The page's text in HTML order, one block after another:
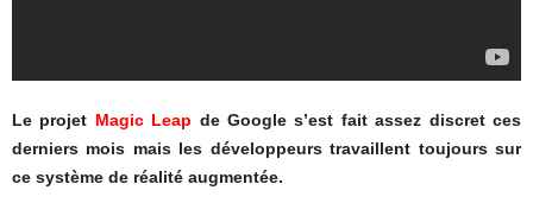
Le projet Magic Leap de Google s’est fait assez discret ces
derniers mois mais les développeurs travaillent toujours sur
ce système de réalité augmentée.